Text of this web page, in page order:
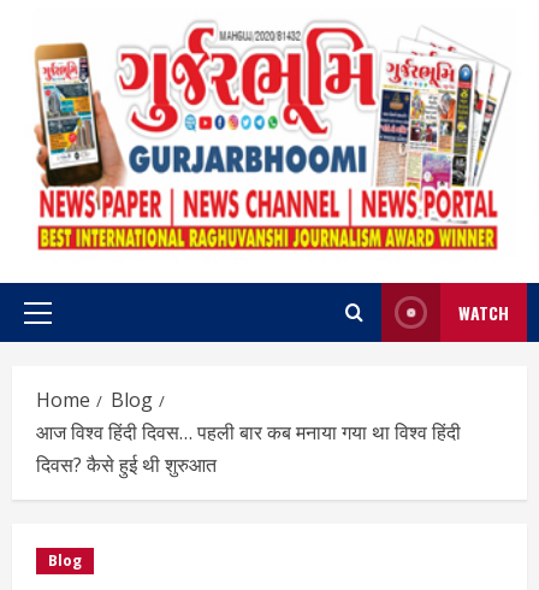
content
Primary
WATCH
Home
Blog
आज विश्व हिंदी दिवस… पहली बार कब मनाया गया था विश्व हिंदी
दिवस? कैसे हुई थी शुरुआत
Blog